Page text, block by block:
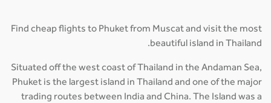
Find cheap flights to Phuket from Muscat and visit the most
beautiful island in Thailand.
Situated off the west coast of Thailand in the Andaman Sea,
Phuket is the largest island in Thailand and one of the major
trading routes between India and China. The Island was a